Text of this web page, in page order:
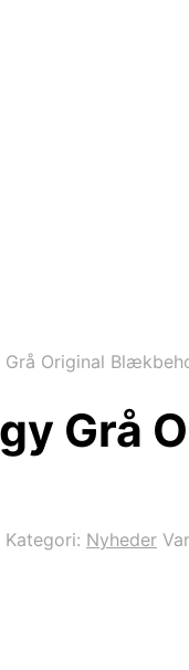
Grå Original
Grå
Kategori: Nyheder